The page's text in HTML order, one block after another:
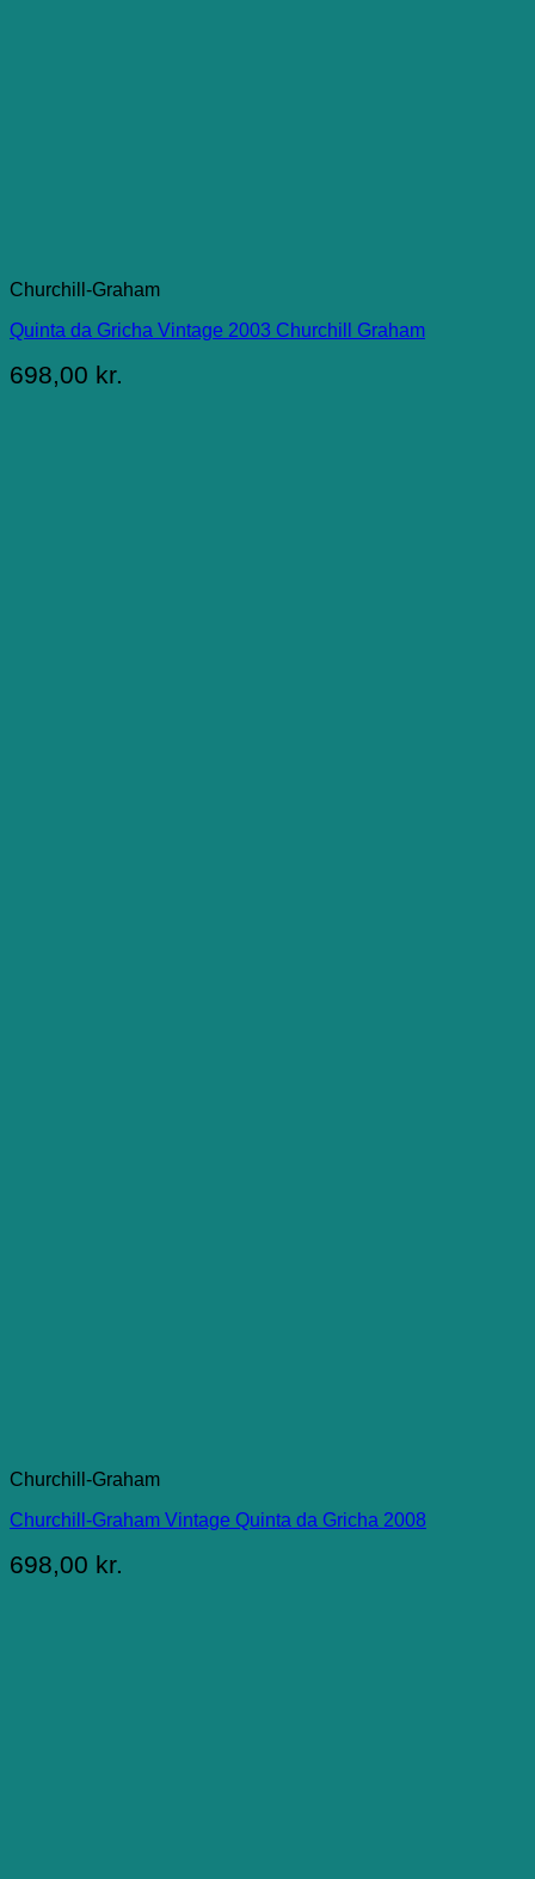
Churchill-Graham
Quinta da Gricha Vintage 2003 Churchill Graham
698,00 kr.
Churchill-Graham
Churchill-Graham Vintage Quinta da Gricha 2008
698,00 kr.